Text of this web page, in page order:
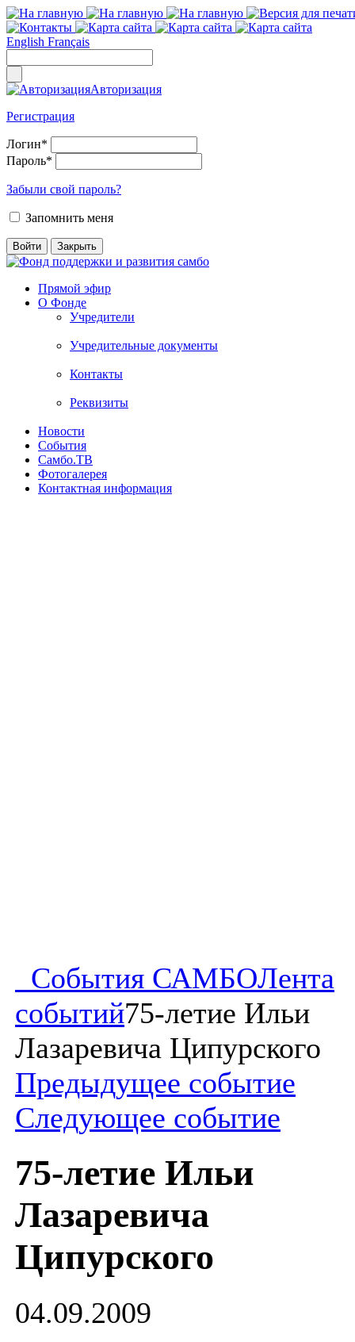
English Français
Авторизация
Регистрация
Логин*
Пароль*
Забыли свой пароль?
Запомнить меня
Прямой эфир
О Фонде
Учредители
Учредительные документы
Контакты
Реквизиты
Новости
События
Самбо.ТВ
Фотогалерея
Контактная информация
События САМБОЛента
событий75-летие Ильи
Лазаревича Ципурского
Предыдущее событие
Следующее событие
75-летие Ильи
Лазаревича
Ципурского
04.09.2009